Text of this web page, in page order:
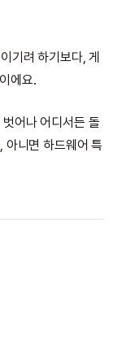
기려 하기보다, 게
에요.
어나 어디서든 돌
아니면 하드웨어 특